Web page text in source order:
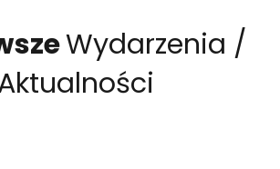
Wydarzenia /